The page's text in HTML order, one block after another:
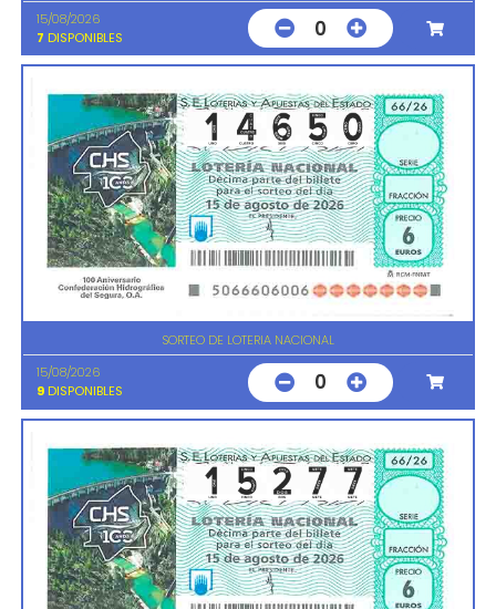
15/08/2026
7 DISPONIBLES 0
SORTEO DE LOTERIA NACIONAL
15/08/2026
9 DISPONIBLES 0